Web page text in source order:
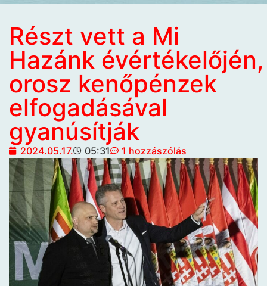
Részt vett a Mi
Hazánk évértékelőjén,
orosz kenőpénzek
elfogadásával
gyanúsítják
2024.05.17. 05:31 1 hozzászólás